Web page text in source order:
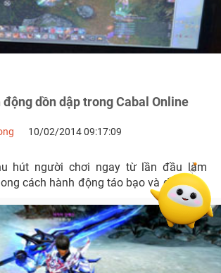
dồn dập trong Cabal Online
10/02/2014 09:17:09
hút người chơi ngay từ lần đầu làm
cách hành động táo bạo và dồn dập.